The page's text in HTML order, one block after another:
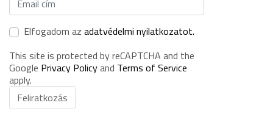
Elfogadom az adatvédelmi nyilatkozatot.
This site is protected by reCAPTCHA and the
Google Privacy Policyand Terms of Service
apply.
Feliratkozás